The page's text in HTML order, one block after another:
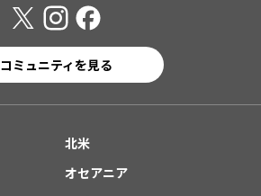
コミュニティを見る
北米
オセアニア